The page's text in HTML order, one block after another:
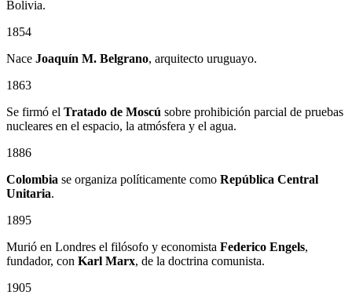
Bolivia.
1854
Nace Joaquín M. Belgrano, arquitecto uruguayo.
1863
Se firmó el Tratado de Moscú sobre prohibición parcial de pruebas
nucleares en el espacio, la atmósfera y el agua.
1886
Colombia se organiza políticamente como República Central
Unitaria.
1895
Murió en Londres el filósofo y economista Federico Engels,
fundador, con Karl Marx, de la doctrina comunista.
1905